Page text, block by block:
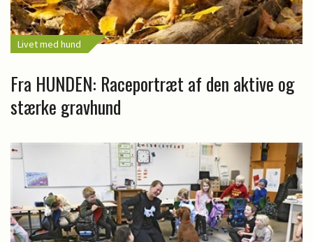
Livet med hund
Fra HUNDEN: Raceportræt af den aktive og
stærke gravhund